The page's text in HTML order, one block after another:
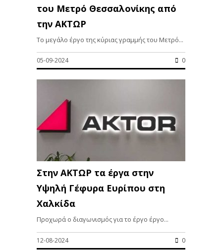
του Μετρό Θεσσαλονίκης από
την ΑΚΤΩΡ
Το μεγάλο έργο της κύριας γραμμής του Μετρό...
05-09-2024 0
Στην ΑΚΤΩΡ τα έργα στην
Υψηλή Γέφυρα Ευρίπου στη
Χαλκίδα
Προχωρά ο διαγωνισμός για το έργο έργο...
12-08-2024 0